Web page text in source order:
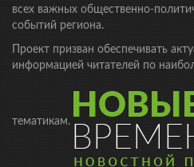
всех важных общественно-
событий региона.
Проект призван обеспечивать
информацией читателей по
тематикам.